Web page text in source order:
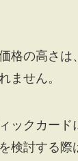
格の高さは
ません。
ックカード
検討する際